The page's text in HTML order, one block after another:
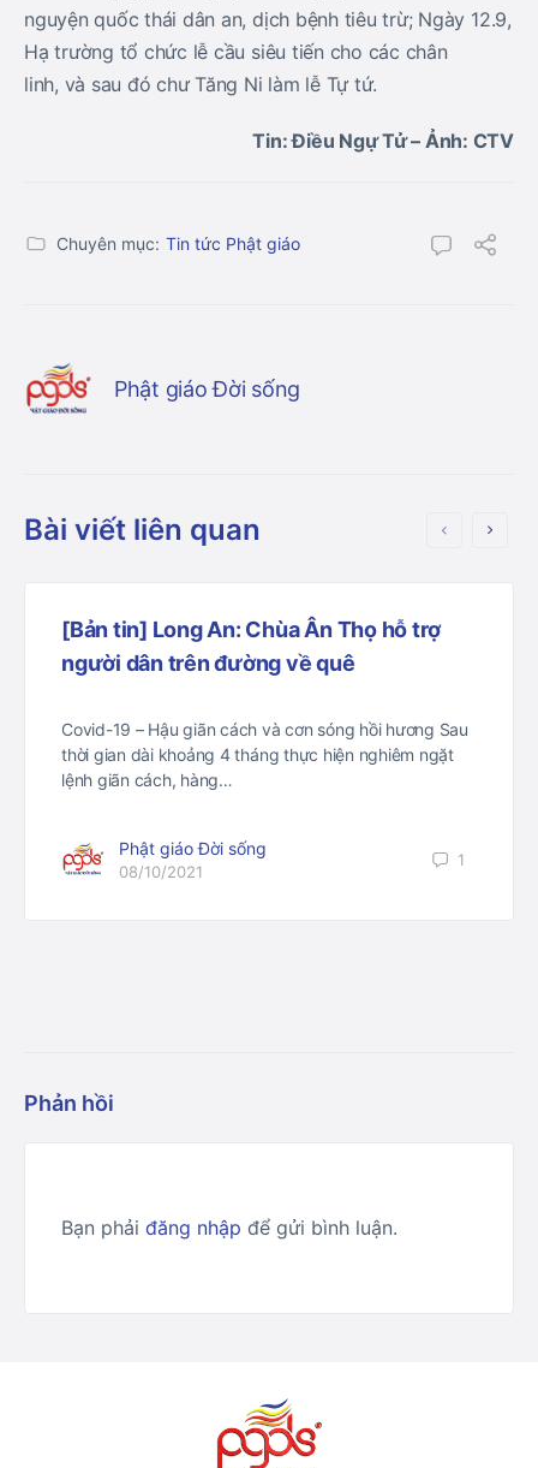
nguyện quốc thái dân an, dịch bệnh tiêu trừ; Ngày 12.9,
Hạ trường tổ chức lễ cầu siêu tiến cho các chân
linh, và sau đó chư Tăng Ni làm lễ Tự tứ.
Tin: Điều Ngự Tử – Ảnh: CTV
Chuyên mục: Tin tức Phật giáo
Phật giáo Đời sống
Bài viết liên quan
[Bản tin] Long An: Chùa Ân Thọ hỗ trợ
người dân trên đường về quê
Covid-19 – Hậu giãn cách và cơn sóng hồi hương Sau
thời gian dài khoảng 4 tháng thực hiện nghiêm ngặt
lệnh giãn cách, hàng…
Phật giáo Đời sống
08/10/2021
1
Phản hồi
Bạn phải đăng nhập để gửi bình luận.